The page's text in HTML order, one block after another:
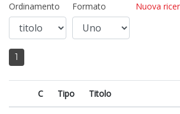
Ordinamento
Formato Nuova
1
C Tipo Titolo